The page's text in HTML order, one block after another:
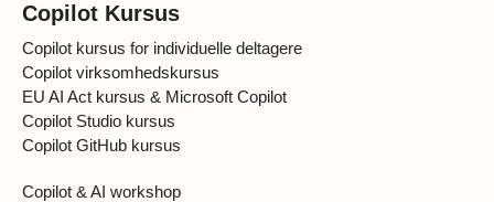
Copilot Kursus
Copilot kursus for individuelle deltagere
Copilot virksomhedskursus
EU AI Act kursus & Microsoft Copilot
Copilot Studio kursus
Copilot GitHub kursus
Copilot & AI workshop